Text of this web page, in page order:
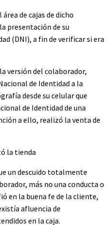
de cajas de dicho
presentación de su
(DNI), a fin de verificar si era
versión del colaborador,
de Identidad a la
desde su celular que
de Identidad de una
a ello, realizó la venta de
la tienda
un descuido totalmente
más no una conducta o
en la buena fe de la cliente,
afluencia de
en la caja.